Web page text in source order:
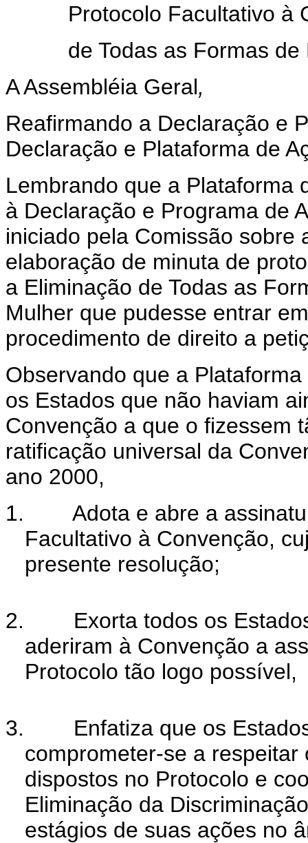
Protocolo Facultativo à
de Todas as Formas
A Assembléia Geral,
Reafirmando a Declaração e
Declaração e Plataforma de
Lembrando que a Plataforma
à Declaração e Programa de
iniciado pela Comissão sobre
elaboração de minuta de
a Eliminação de Todas as
Mulher que pudesse entrar
procedimento de direito a
Observando que a
os Estados que não haviam
Convenção a que o fizessem
ratificação universal da
ano 2000,
1.
Adota e abre a
Facultativo à Convenção,
presente resolução;
2.
Exorta todos os
aderiram à Convenção a
Protocolo tão logo possível,
3.
Enfatiza que os
comprometer-se a
dispostos no Protocolo e
Eliminação da
estágios de suas ações no